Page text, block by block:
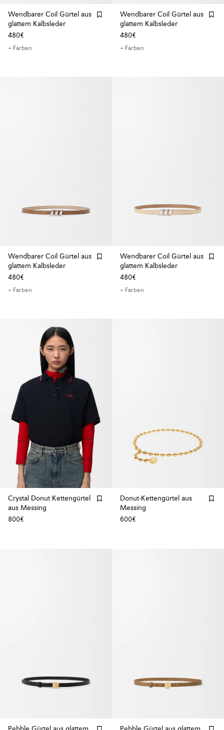
Wendbarer Coil Gürtel aus
glattem Kalbsleder
480€
+ Farben
Wendbarer Coil Gürtel aus
glattem Kalbsleder
480€
+ Farben
Wendbarer Coil Gürtel aus
glattem Kalbsleder
480€
+ Farben
Wendbarer Coil Gürtel aus
glattem Kalbsleder
480€
+ Farben
Crystal Donut Kettengürtel
aus Messing
800€
Donut-Kettengürtel aus
Messing
600€